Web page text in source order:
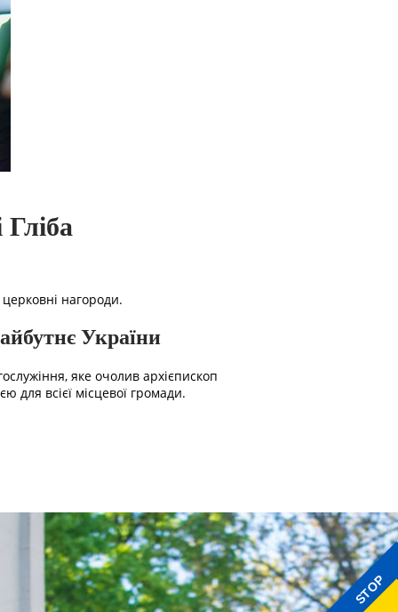
STOP
нагороди.
України
яке очолив архієпископ
для всієї місцевої громади.